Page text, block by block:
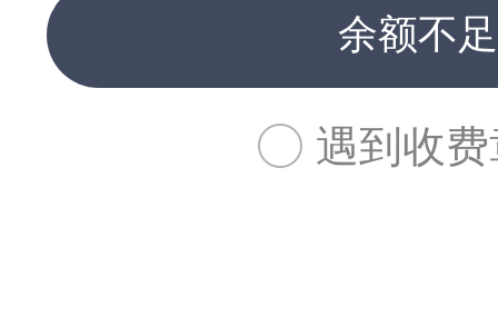
余额不
遇到收